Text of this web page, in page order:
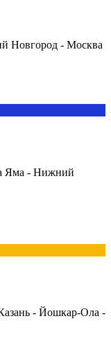
Новгород - Москва
Яма - Нижний
- Йошкар-Ола -